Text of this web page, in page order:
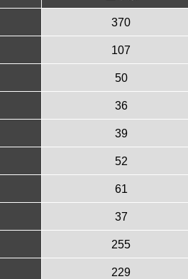
370
107
50
36
39
52
61
37
255
229